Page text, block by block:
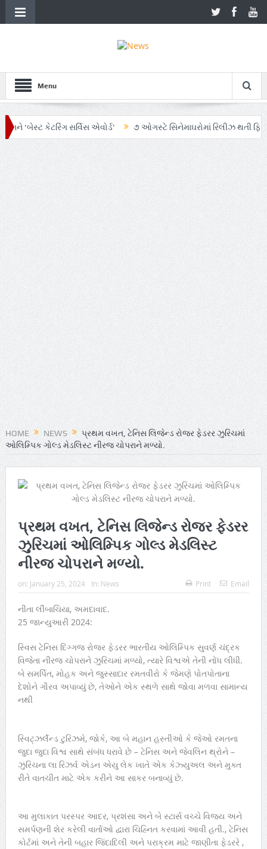
Menu
કેટરિંગ સર્વિસ એવોર્ડ’ ૭ ઓગસ્ટે સિનેમાઘરોમાં રિલીઝ થતી ફિલ્મ
AI અને ગ્રાહક સમજનો અનોખો સમન્વય Zen – Z ના નામે આંદોલનના
HOME NEWS
પ્રથમ વખત, ટેનિસ લિજેન્ડ રોજર ફેડરર ઝુરિચમાં
ઓલિમ્પિક ગોલ્ડ મેડલિસ્ટ નીરજ ચોપરાને મળ્યો.
પ્રથમ વખત, ટેનિસ લિજેન્ડ રોજર ફેડરર
ઝુરિચમાં ઓલિમ્પિક ગોલ્ડ મેડલિસ્ટ
નીરજ ચોપરાને મળ્યો.
on: January 25, 2024 In: News Print Email
નીતા લીંબાચિયા, અમદાવાદ.
25 જાન્યુઆરી 2024:
સ્વિસ ટેનિસ દિગ્ગજ રોજર ફેડરર ભારતીય ઓલિમ્પિક સુવર્ણ ચંદ્રક
વિજેતા નીરજ ચોપરાને ઝુરિચમાં મળ્યો, ત્યારે વિશ્વએ તેની નોંધ લીધી.
બે સમર્પિત, મોહક અને જુસ્સાદાર રમતવીરો કે જેમણે પોતપોતાના
દેશોને ગૌરવ અપાવ્યું છે, તેઓને એક સ્થળે સાથે જોવા મળવા સામાન્ય
નથી
સ્વિટ્ઝર્લૅન્ડ ટુરિઝમે, જોકે, આ બે મહાન હસ્તીઓ કે જેઓ રમતના
જુદા જુદા વિશ્વ સાથે સંબંધ ધરાવે છે – ટેનિસ અને જેવલિન થ્રોને –
ઝુરિચના લા રિઝર્વ એડન એયુ લેક ખાતે એક કેઝ્યુઅલ અને મુક્ત
રીતે વાતચીત માટે એક કરીને આ સાકર બનાવ્યું છે.
આ મુલાકાત પરસ્પર આદર, પ્રશંસા અને બે સ્ટાર્સ વચ્ચે વિજય અને
સમર્પણની શેર કરેલી વાર્તાઓ દ્વારા ચિહ્નિત કરવામાં આવી હતી., ટેનિસ
કોર્ટમાં અને તેની બહાર જિંદાદિલી અને પરાક્રમ માટે જાણીતા ફેડરરે ,